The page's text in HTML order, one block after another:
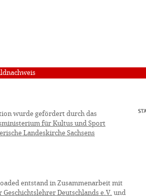
wurde gefördert durch das
für Kultus und Sport
Landeskirche Sachsens
entstand in Zusammenarbeit mit
Geschichtslehrer Deutschlands e.V. und